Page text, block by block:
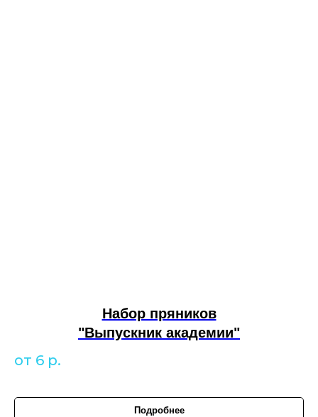
Набор пряников
"Выпускник академии"
от 6 р.
Подробнее